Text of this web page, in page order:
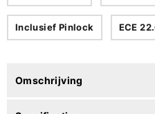
Inclusief Pinlock ECE
Omschrijving